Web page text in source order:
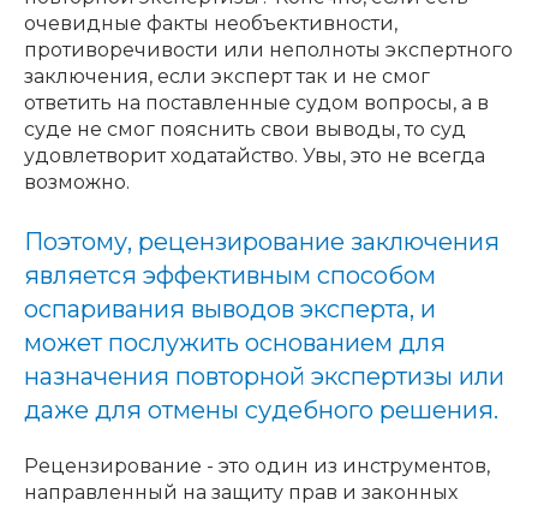
очевидные факты необъективности,
противоречивости или неполноты экспертного
заключения, если эксперт так и не смог
ответить на поставленные судом вопросы, а в
суде не смог пояснить свои выводы, то суд
удовлетворит ходатайство. Увы, это не всегда
возможно.
Поэтому, рецензирование заключения
является эффективным способом
оспаривания выводов эксперта, и
может послужить основанием для
назначения повторной экспертизы или
даже для отмены судебного решения.
Рецензирование - это один из инструментов,
направленный на защиту прав и законных